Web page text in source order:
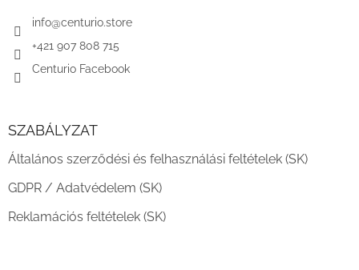
info@centurio.store
+421 907 808 715
Centurio Facebook
SZABÁLYZAT
Általános szerződési és felhasználási feltételek (SK)
GDPR / Adatvédelem (SK)
Reklamációs feltételek (SK)